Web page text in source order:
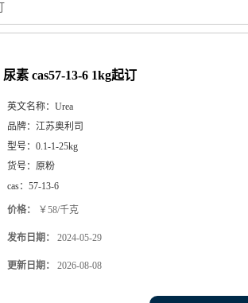
尿素 cas57-13-6 1kg起订
英文名称： Urea
品牌： 江苏奥利司
型号： 0.1-1-25kg
货号： 原粉
cas： 57-13-6
价格： ￥58/千克
发布日期： 2024-05-29
更新日期： 2026-08-08